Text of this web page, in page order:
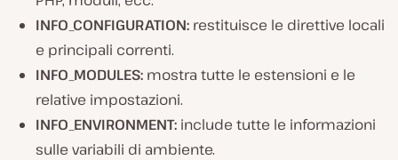
INFO_CONFIGURATION: restituisce le direttive locali
e principali correnti.
INFO_MODULES: mostra tutte le estensioni e le
relative impostazioni.
INFO_ENVIRONMENT: include tutte le informazioni
sulle variabili di ambiente.